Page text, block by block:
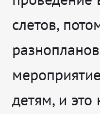
слетов,
детям, и это